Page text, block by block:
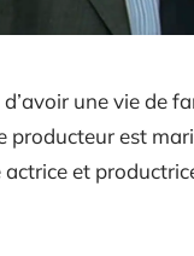
une vie de
producteur est
actrice et